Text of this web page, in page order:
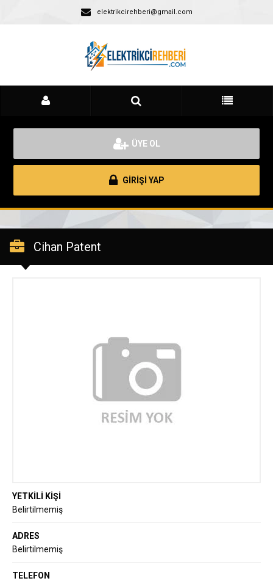
elektrikcirehberi@gmail.com
ÜYE OL
GİRİŞİ YAP
Cihan Patent
YETKİLİ KİŞİ
Belirtilmemiş
ADRES
Belirtilmemiş
TELEFON